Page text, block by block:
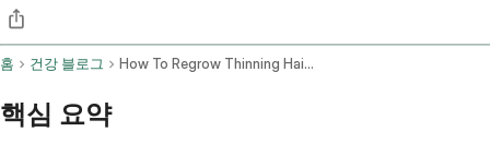
홈 건강 블로그 How To Regrow Thinning Hair Female
핵심 요약